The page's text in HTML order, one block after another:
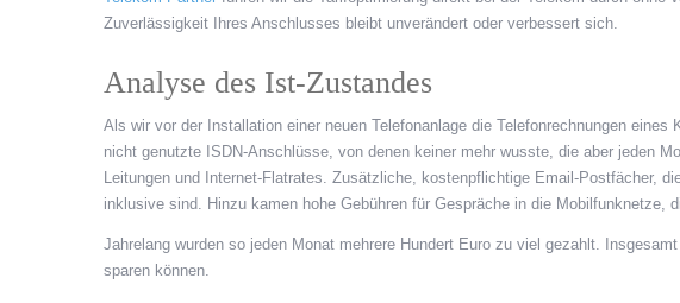
Zuverlässigkeit Ihres Anschlusses bleibt unverändert oder verbessert sich.
Analyse des Ist-Zustandes
Als wir vor der Installation einer neuen Telefonanlage die Telefonrechnungen
nicht genutzte ISDN-Anschlüsse, von denen keiner mehr wusste, die aber jeden
Leitungen und Internet-Flatrates. Zusätzliche, kostenpflichtige Email-Postfächer,
inklusive sind. Hinzu kamen hohe Gebühren für Gespräche in die Mobilfunknetze,
Jahrelang wurden so jeden Monat mehrere Hundert Euro zu viel gezahlt.
sparen können.